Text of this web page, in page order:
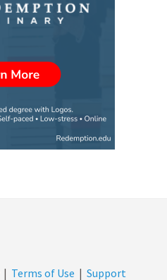
| Terms of Use | Support